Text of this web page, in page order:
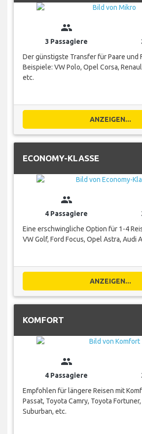
group
3 Passagiere
Der günstigste Transfer für Paare und
Beispiele: VW Polo, Opel Corsa,
etc.
ANZEIGEN...
ECONOMY-KLASSE
group
4 Passagiere
Eine erschwingliche Option für 1-4
VW Golf, Ford Focus, Opel Astra, Audi
ANZEIGEN...
KOMFORT
group
4 Passagiere
Empfohlen für längere Reisen mit
Passat, Toyota Camry, Toyota
Suburban, etc.